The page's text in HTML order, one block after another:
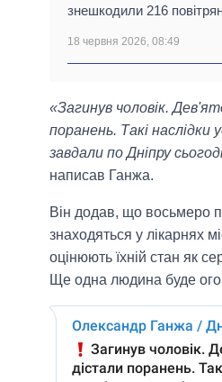
знешкодили 216
18 червня 2026, 08:49
«Загинув чоловік.
поранень. Такі наслідки
завдали по Дніпру
написав Ганжа.
Він додав, що восьмеро
знаходяться у лікарнях
оцінюють їхній стан як
Ще одна людина буде